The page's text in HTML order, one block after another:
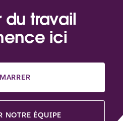
du travail
ici
NOTRE ÉQUIPE